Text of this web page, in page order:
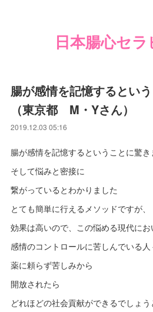
日本腸心セ
腸が感情を記憶するとい
（東京都 M・Yさん）
2019.12.03 05:16
腸が感情を記憶するということに驚き
そして悩みと密接に
繋がっているとわかりました
とても簡単に行えるメソッドですが、
効果は高いので、この悩める現代にお
感情のコントロールに苦しんでいる人
薬に頼らず苦しみから
開放されたら
どれほどの社会貢献ができるでしょう